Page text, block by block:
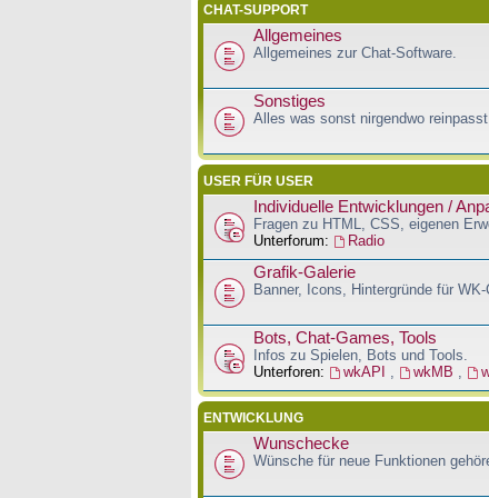
CHAT-SUPPORT
Allgemeines
Allgemeines zur Chat-Software.
Sonstiges
Alles was sonst nirgendwo
USER FÜR USER
Individuelle Entwicklungen /
Fragen zu HTML, CSS, eigenen
Unterforum:
Radio
Grafik-Galerie
Banner, Icons, Hintergründe für
Bots, Chat-Games, Tools
Infos zu Spielen, Bots und Tools.
Unterforen:
wkAPI wkMB
ENTWICKLUNG
Wunschecke
Wünsche für neue Funktionen